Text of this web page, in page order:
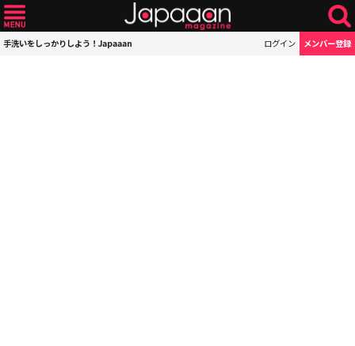
手洗いをしっかりしよう！Japaaan ログイン メンバー登録